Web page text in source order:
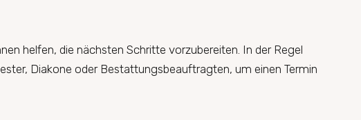
helfen, die nächsten Schritte vorzubereiten. In der Regel
Diakone oder Bestattungsbeauftragten, um einen Termin